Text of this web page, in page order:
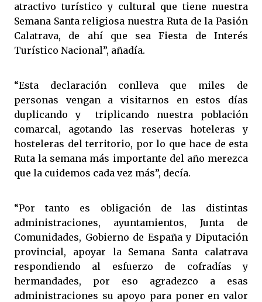
atractivo turístico y cultural que tiene nuestra
Semana Santa religiosa nuestra Ruta de la Pasión
Calatrava, de ahí que sea Fiesta de Interés
Turístico Nacional”, añadía.
“Esta declaración conlleva que miles de
personas vengan a visitarnos en estos días
duplicando y triplicando nuestra población
comarcal, agotando las reservas hoteleras y
hosteleras del territorio, por lo que hace de esta
Ruta la semana más importante del año merezca
que la cuidemos cada vez más”, decía.
“Por tanto es obligación de las distintas
administraciones, ayuntamientos, Junta de
Comunidades, Gobierno de España y Diputación
provincial, apoyar la Semana Santa calatrava
respondiendo al esfuerzo de cofradías y
hermandades, por eso agradezco a esas
administraciones su apoyo para poner en valor